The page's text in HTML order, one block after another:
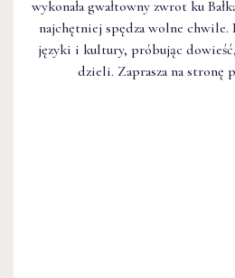
wykonała gwałtowny zwrot ku
najchętniej spędza wolne
języki i kultury, próbując
dzieli. Zaprasza na stronę